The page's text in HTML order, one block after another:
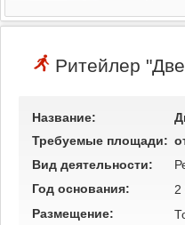
Ритейлер
Название:
Требуемые площади:
Вид деятельности:
Год основания:
2
Размещение: